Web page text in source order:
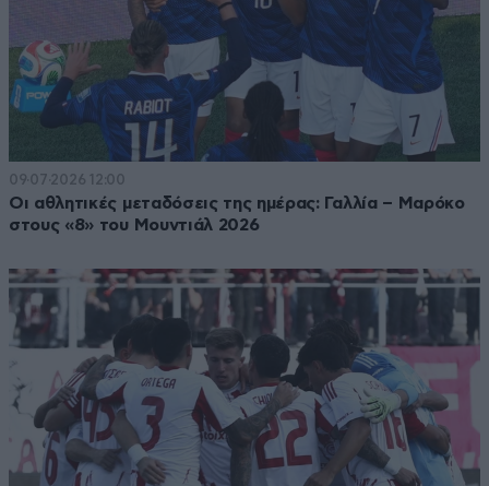
09·07·2026 12:00
Οι αθλητικές μεταδόσεις της ημέρας: Γαλλία – Μαρόκο
στους «8» του Μουντιάλ 2026